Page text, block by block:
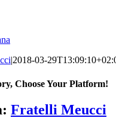
|2018-03-
Choose Your Platform!
Fratelli Meucci